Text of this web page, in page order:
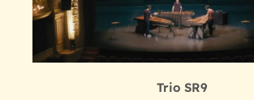
Trio SR9